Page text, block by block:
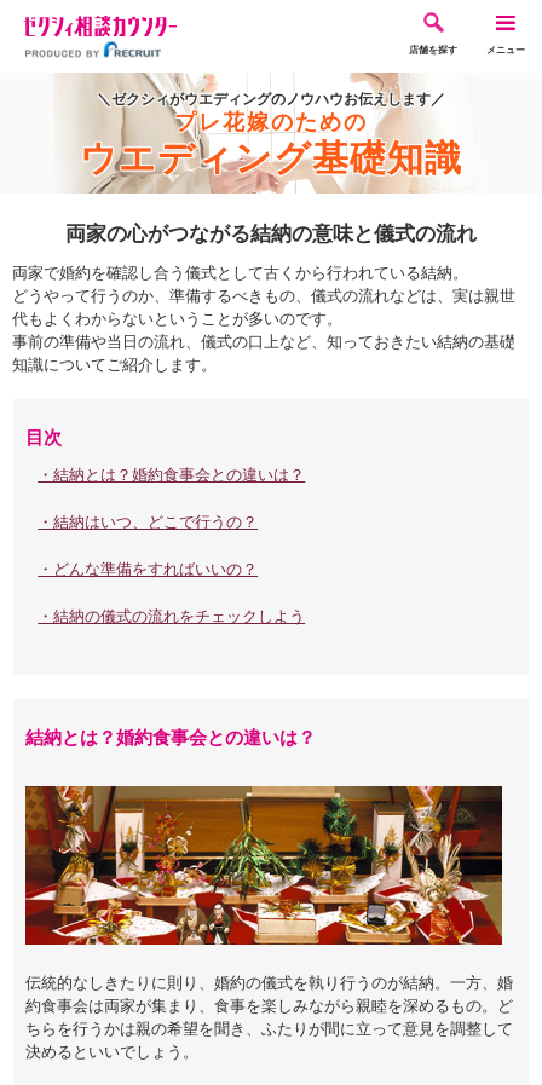
店舗を探す メニュー
＼ゼクシィがウエディングのノウハウお伝えします／
プレ花嫁のための
ウエディング基礎知識
両家の心がつながる結納の意味と儀式の流れ
両家で婚約を確認し合う儀式として古くから行われている結納。
どうやって行うのか、準備するべきもの、儀式の流れなどは、実は親世
代もよくわからないということが多いのです。
事前の準備や当日の流れ、儀式の口上など、知っておきたい結納の基礎
知識についてご紹介します。
目次
・結納とは？婚約食事会との違いは？
・結納はいつ、どこで行うの？
・どんな準備をすればいいの？
・結納の儀式の流れをチェックしよう
結納とは？婚約食事会との違いは？
伝統的なしきたりに則り、婚約の儀式を執り行うのが結納。一方、婚
約食事会は両家が集まり、食事を楽しみながら親睦を深めるもの。ど
ちらを行うかは親の希望を聞き、ふたりが間に立って意見を調整して
決めるといいでしょう。